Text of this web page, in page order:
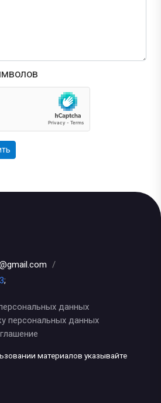
/
;
данных
персональных данных
материалов указывайте